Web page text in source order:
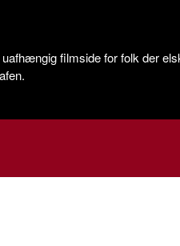
filmside for folk der